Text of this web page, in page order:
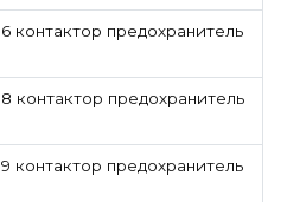
контактор предохранитель
контактор предохранитель
контактор предохранитель